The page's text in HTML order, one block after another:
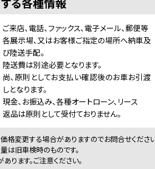
ご来店、電話、ファックス、電子メール、郵便等
各展示場、又はお客様ご指定の場所へ納車及
び陸送手配。
陸送費は別途必要となります。
尚、原則としてお支払い確認後のお車お引渡
しとなります。
現金、お振込み、各種オートローン、リース
返品は原則として受付ておりません。
格変更する場合がありますのでお問合せくださ
は旧車検時のものです。
ます。ご注意ください。